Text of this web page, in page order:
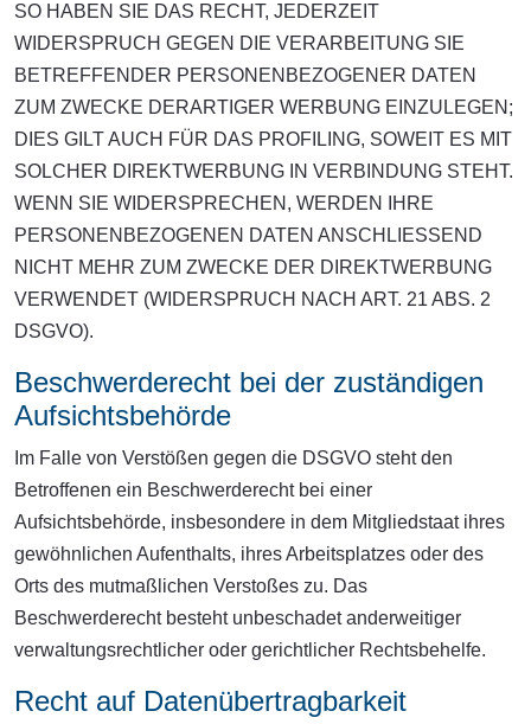
SO HABEN SIE DAS RECHT, JEDERZEIT
WIDERSPRUCH GEGEN DIE VERARBEITUNG SIE
BETREFFENDER PERSONENBEZOGENER DATEN
ZUM ZWECKE DERARTIGER WERBUNG EINZULEGEN;
DIES GILT AUCH FÜR DAS PROFILING, SOWEIT ES MIT
SOLCHER DIREKTWERBUNG IN VERBINDUNG STEHT.
WENN SIE WIDERSPRECHEN, WERDEN IHRE
PERSONENBEZOGENEN DATEN ANSCHLIESSEND
NICHT MEHR ZUM ZWECKE DER DIREKTWERBUNG
VERWENDET (WIDERSPRUCH NACH ART. 21 ABS. 2
DSGVO).
Beschwerde­recht bei der zuständigen
Aufsichts­behörde
Im Falle von Verstößen gegen die DSGVO steht den
Betroffenen ein Beschwerderecht bei einer
Aufsichtsbehörde, insbesondere in dem Mitgliedstaat ihres
gewöhnlichen Aufenthalts, ihres Arbeitsplatzes oder des
Orts des mutmaßlichen Verstoßes zu. Das
Beschwerderecht besteht unbeschadet anderweitiger
verwaltungsrechtlicher oder gerichtlicher Rechtsbehelfe.
Recht auf Daten­übertrag­barkeit